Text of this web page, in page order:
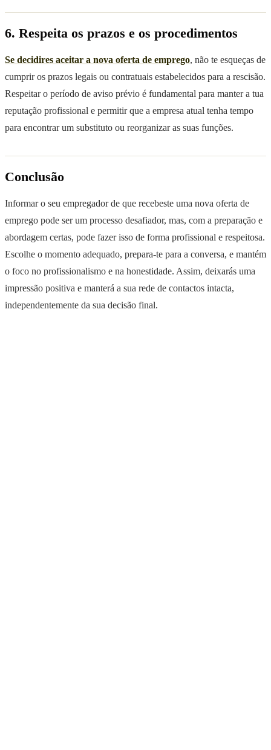
6. Respeita os prazos e os procedimentos
Se decidires aceitar a nova oferta de emprego, não te esqueças de
cumprir os prazos legais ou contratuais estabelecidos para a rescisão.
Respeitar o período de aviso prévio é fundamental para manter a tua
reputação profissional e permitir que a empresa atual tenha tempo
para encontrar um substituto ou reorganizar as suas funções.
Conclusão
Informar o seu empregador de que recebeste uma nova oferta de
emprego pode ser um processo desafiador, mas, com a preparação e
abordagem certas, pode fazer isso de forma profissional e respeitosa.
Escolhe o momento adequado, prepara-te para a conversa, e mantém
o foco no profissionalismo e na honestidade. Assim, deixarás uma
impressão positiva e manterá a sua rede de contactos intacta,
independentemente da sua decisão final.